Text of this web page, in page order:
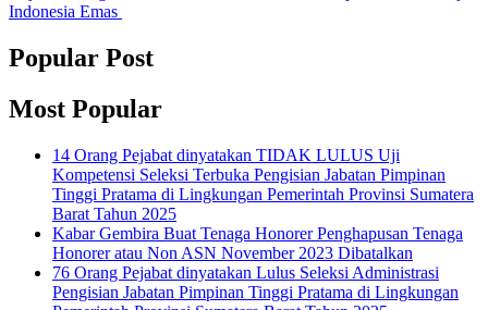
Indonesia Emas
Popular Post
Most Popular
14 Orang Pejabat dinyatakan TIDAK LULUS Uji
Kompetensi Seleksi Terbuka Pengisian Jabatan Pimpinan
Tinggi Pratama di Lingkungan Pemerintah Provinsi Sumatera
Barat Tahun 2025
Kabar Gembira Buat Tenaga Honorer Penghapusan Tenaga
Honorer atau Non ASN November 2023 Dibatalkan
76 Orang Pejabat dinyatakan Lulus Seleksi Administrasi
Pengisian Jabatan Pimpinan Tinggi Pratama di Lingkungan